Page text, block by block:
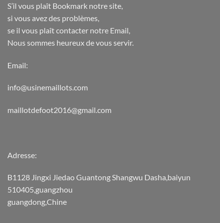
S’il vous plaît Bookmark notre site,
si vous avez des problèmes,
se il vous plaît contacter notre Email,
Nous sommes heureux de vous servir.
Email:
info@usinemaillots.com
maillotdefoot2016@gmail.com
Adresse:
B1128 Jingxi Jiedao Guantong Shangwu Dasha,baiyun
510405,guangzhou
guangdong,Chine